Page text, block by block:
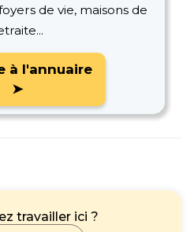
de vie, maisons de
à l'annuaire
➤
travailler ici ?